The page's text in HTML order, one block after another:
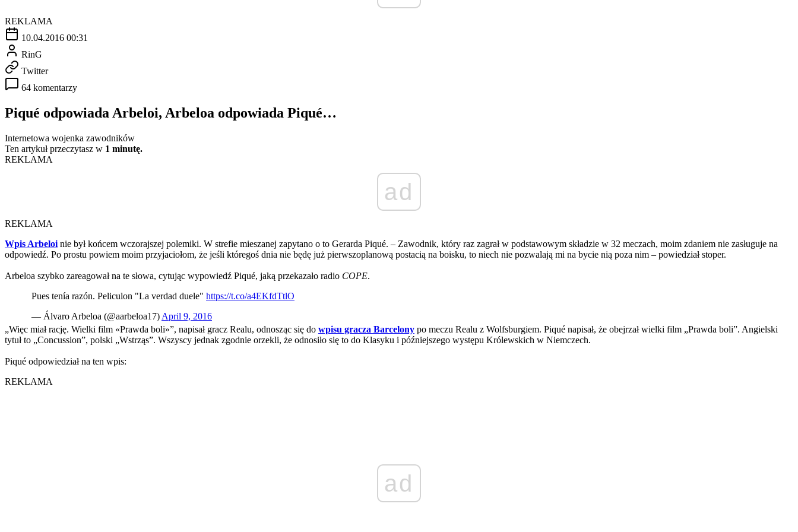
REKLAMA
10.04.2016 00:31
RinG
Twitter
64 komentarzy
Piqué odpowiada Arbeloi, Arbeloa odpowiada Piqué…
Internetowa wojenka zawodników
Ten artykuł przeczytasz w 1 minutę.
REKLAMA
ad
REKLAMA
Wpis Arbeloi nie był końcem wczorajszej polemiki. W strefie mieszanej zapytano o to Gerarda Piqué. – Zawodnik, który raz zagrał w podstawowym składzie w 32 meczach, moim zdaniem nie zasługuje na
odpowiedź. Po prostu powiem moim przyjaciołom, że jeśli któregoś dnia nie będę już pierwszoplanową postacią na boisku, to niech nie pozwalają mi na bycie nią poza nim – powiedział stoper.
Arbeloa szybko zareagował na te słowa, cytując wypowiedź Piqué, jaką przekazało radio COPE.
Pues tenía razón. Peliculon "La verdad duele" https://t.co/a4EKfdTtlO
— Álvaro Arbeloa (@aarbeloa17) April 9, 2016
„Więc miał rację. Wielki film «Prawda boli»”, napisał gracz Realu, odnosząc się do wpisu gracza Barcelony po meczu Realu z Wolfsburgiem. Piqué napisał, że obejrzał wielki film „Prawda boli”. Angielski
tytuł to „Concussion”, polski „Wstrząs”. Wszyscy jednak zgodnie orzekli, że odnosiło się to do Klasyku i późniejszego występu Królewskich w Niemczech.
Piqué odpowiedział na ten wpis:
REKLAMA
ad